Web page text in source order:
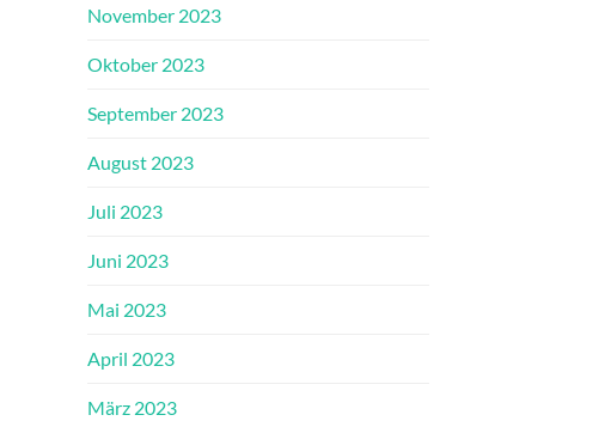
November 2023
Oktober 2023
September 2023
August 2023
Juli 2023
Juni 2023
Mai 2023
April 2023
März 2023